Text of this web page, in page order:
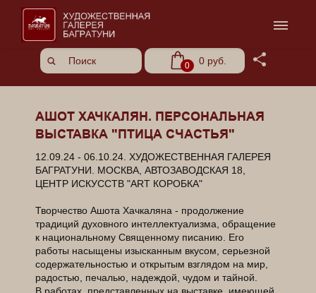
0 0 руб.
АШОТ ХАЧКАЛЯН. ПЕРСОНАЛЬНАЯ
ВЫСТАВКА "ПТИЦА СЧАСТЬЯ"
12.09.24 - 06.10.24. ХУДОЖЕСТВЕННАЯ ГАЛЕРЕЯ
БАГРАТУНИ. МОСКВА, АВТОЗАВОДСКАЯ 18,
ЦЕНТР ИСКУССТВ "ART КОРОБКА"
Творчество Ашота Хачкаляна - продолжение
традиций духовного интеллектуализма, обращение
к национальному Священному писанию. Его
работы насыщены изысканным вкусом, серьезной
содержательностью и открытым взглядом на мир,
радостью, печалью, надеждой, чудом и тайной.